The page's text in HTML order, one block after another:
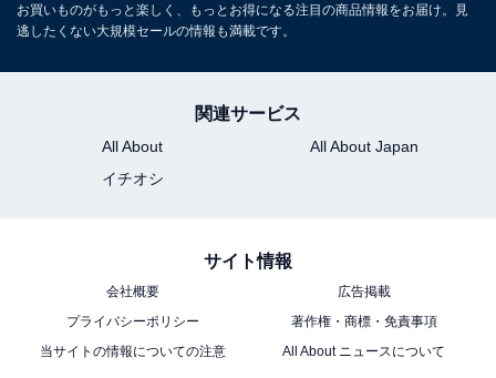
2D ワイヤレス AppleCarPlay AndroidAuto Bluetooth
カロッツェリア
Pioneer「FH-8500DVS」
お買いものがもっと楽しく、もっとお得になる注目の商品情報をお届け。見
逃したくない大規模セールの情報も満載です。
関連サービス
All About
All About Japan
イチオシ
サイト情報
会社概要
広告掲載
プライバシーポリシー
著作権・商標・免責事項
当サイトの情報についての注意
All About ニュースについて